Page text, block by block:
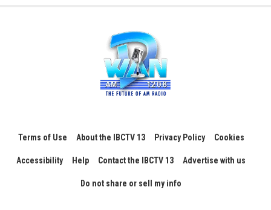
Terms of Use About the IBCTV 13 Privacy Policy Cookies
Accessibility Help Contact the IBCTV 13 Advertise with us
Do not share or sell my info